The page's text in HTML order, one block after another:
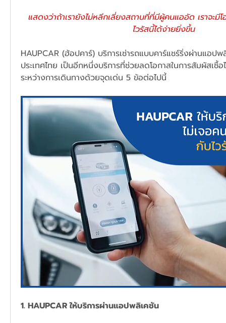
แสดงว่าถ้าเรายังไม่หลีกเลี่ยงสถานที่ที่มีผู้คนแออัด เราจะมีโ
ไวรัสนี้ได้ง่ายยิ่งขึ้น
HAUPCAR (ฮ้อปคาร์) บริการเช่ารถแบบคาร์แชร์ริ่งผ่านแอปพ
ประเทศไทย เป็นอีกหนึ่งบริการที่ช่วยลดโอกาสในการสัมผัสเชื้อ
ระหว่างการเดินทางด้วยจุดเด่น 5 ข้อต่อไปนี้
1. HAUPCAR ให้บริการผ่านแอปพลิเคชัน